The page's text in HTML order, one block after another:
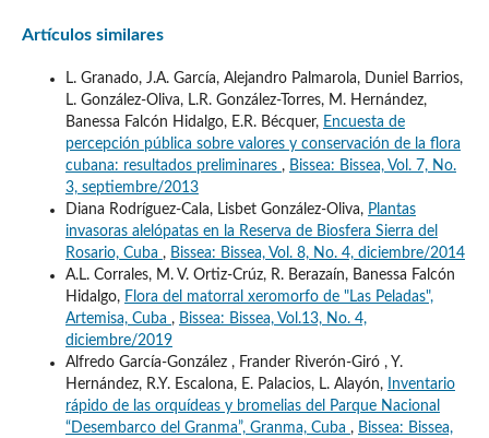
Artículos similares
L. Granado, J.A. García, Alejandro Palmarola, Duniel Barrios,
L. González-Oliva, L.R. González-Torres, M. Hernández,
Banessa Falcón Hidalgo, E.R. Bécquer, Encuesta de
percepción pública sobre valores y conservación de la flora
cubana: resultados preliminares , Bissea: Bissea, Vol. 7, No.
3, septiembre/2013
Diana Rodríguez-Cala, Lisbet González-Oliva, Plantas
invasoras alelópatas en la Reserva de Biosfera Sierra del
Rosario, Cuba , Bissea: Bissea, Vol. 8, No. 4, diciembre/2014
A.L. Corrales, M. V. Ortiz-Crúz, R. Berazaín, Banessa Falcón
Hidalgo, Flora del matorral xeromorfo de "Las Peladas",
Artemisa, Cuba , Bissea: Bissea, Vol.13, No. 4,
diciembre/2019
Alfredo García-González , Frander Riverón-Giró , Y.
Hernández, R.Y. Escalona, E. Palacios, L. Alayón,
Inventario
rápido de las orquídeas y bromelias del Parque Nacional
“Desembarco del Granma”, Granma, Cuba , Bissea: Bissea,